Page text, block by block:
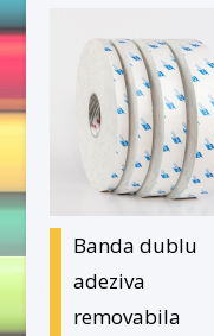
Banda dublu
adeziva
removabila